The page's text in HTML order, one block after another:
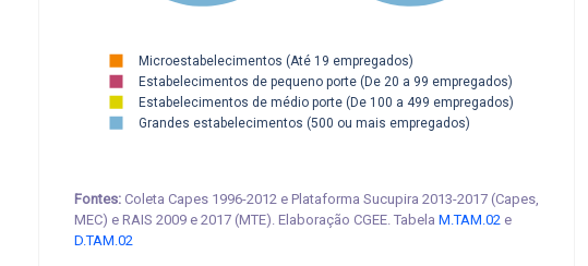
Microestabelecimentos (Até 19 empregados)
Estabelecimentos de pequeno porte (De 20 a 99 empregados)
Estabelecimentos de médio porte (De 100 a 499 empregados)
Grandes estabelecimentos (500 ou mais empregados)
Fontes: Coleta Capes 1996-2012 e Plataforma Sucupira 2013-2017 (Capes,
MEC) e RAIS 2009 e 2017 (MTE). Elaboração CGEE. Tabela M.TAM.02 e
D.TAM.02